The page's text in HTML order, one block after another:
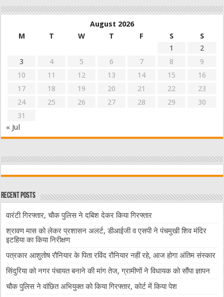
August 2026
M
T W T F S
S
1
2
3
4 5 6 7 8
9
10
11 12 13 14 15
16
17
18 19 20 21 22
23
24
25 26 27 28 29
30
31
« Jul
Recent Posts
वारंटी गिरफ्तार, चौक पुलिस ने दबिश देकर किया गिरफ्तार
श्रावण मास को लेकर प्रशासन अलर्ट, डीआईजी व एसपी ने पंचमुखी शिव मंदिर
इटहिया का किया निरीक्षण
पत्रकार आशुतोष रौनियार के पिता रविंद रौनियार नहीं रहे, आज होगा अंतिम संस्कार
सिंदुरिया को नगर पंचायत बनाने की मांग तेज, ग्रामीणों ने विधायक को सौंपा ज्ञापन
चौक पुलिस ने वांछित अभियुक्त को किया गिरफ्तार, कोर्ट में किया पेश